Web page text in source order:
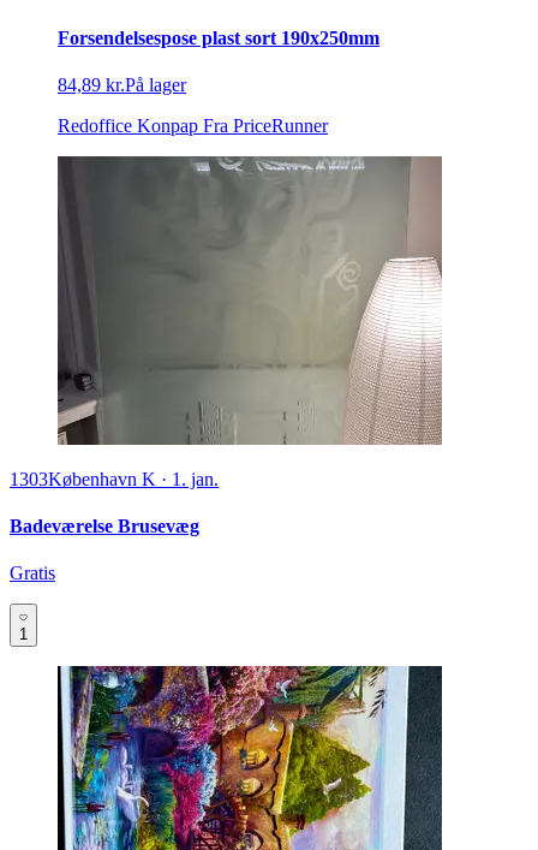
Forsendelsespose plast sort 190x250mm
84,89 kr.På lager
Redoffice Konpap Fra PriceRunner
1303København K · 1. jan.
Badeværelse Brusevæg
Gratis
1